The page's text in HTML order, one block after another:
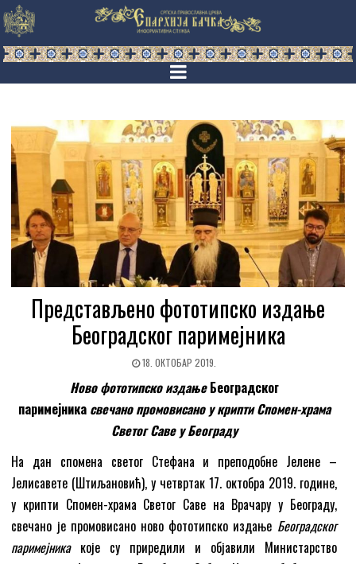
Представљено фототипско издање
Београдског паримејника
18. ОКТОБАР 2019.
Ново фототипско издањеБеоградског
паримејникасвечано промовисано у крипти Спомен-храма
Светог Саве у Београду
На дан спомена светог Стефана и преподобне Јелене –
Јелисавете (Штиљановић), у четвртак 17. октобра 2019. године,
у крипти Спомен-храма Светог Саве на Врачару у Београду,
свечано је промовисано ново фототипско издање Београдског
паримејникакоје су приредили и објавили Министарство